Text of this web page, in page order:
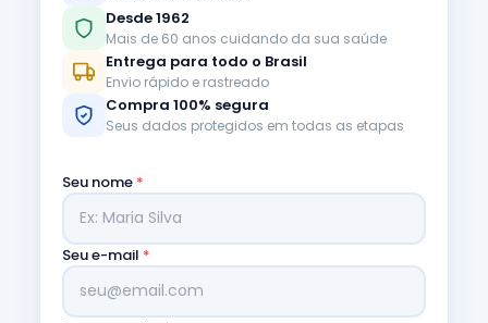
Desde 1962
Mais de 60 anos cuidando da sua saúde
Entrega para todo o Brasil
Envio rápido e rastreado
Compra 100% segura
Seus dados protegidos em todas as etapas
Seu nome *
Seu e-mail *